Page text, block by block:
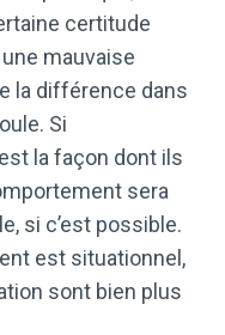
certitude
mauvaise
la différence dans
Si
la façon dont ils
sera
si c’est possible.
est situationnel,
sont bien plus